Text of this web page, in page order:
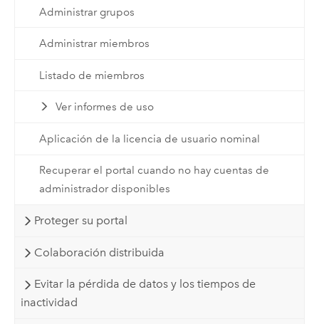
Administrar grupos
Administrar miembros
Listado de miembros
Ver informes de uso
Aplicación de la licencia de usuario nominal
Recuperar el portal cuando no hay cuentas de
administrador disponibles
Proteger su portal
Colaboración distribuida
Evitar la pérdida de datos y los tiempos de
inactividad